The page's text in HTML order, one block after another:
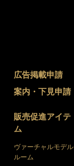
広告掲載申請
案内・下見申請
販売促進アイテ
ム
ヴァーチャルモデル
ルーム